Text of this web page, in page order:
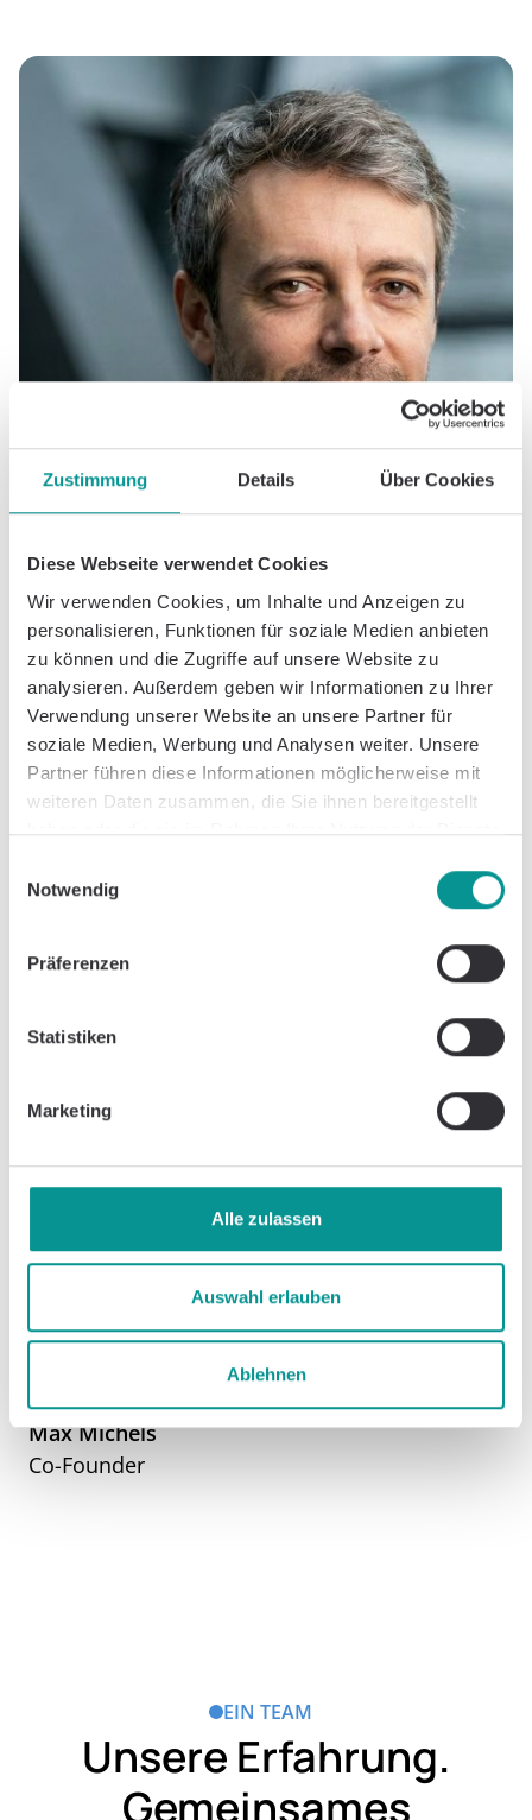
Zustimmung Details Über Cookies
Diese Webseite verwendet Cookies
Wir verwenden Cookies, um Inhalte und Anzeigen zu
personalisieren, Funktionen für soziale Medien anbieten
zu können und die Zugriffe auf unsere Website zu
analysieren. Außerdem geben wir Informationen zu Ihrer
Verwendung unserer Website an unsere Partner für
soziale Medien, Werbung und Analysen weiter. Unsere
Partner führen diese Informationen möglicherweise mit
weiteren Daten zusammen, die Sie ihnen bereitgestellt
haben oder die sie im Rahmen Ihrer Nutzung der Dienste
Notwendig
Präferenzen
Statistiken
Marketing
Alle zulassen
Auswahl erlauben
Ablehnen
Torsten Kunz
Chief Product Officer
Max Michels
Co-Founder
EIN TEAM
Unsere Erfahrung.
Gemeinsames